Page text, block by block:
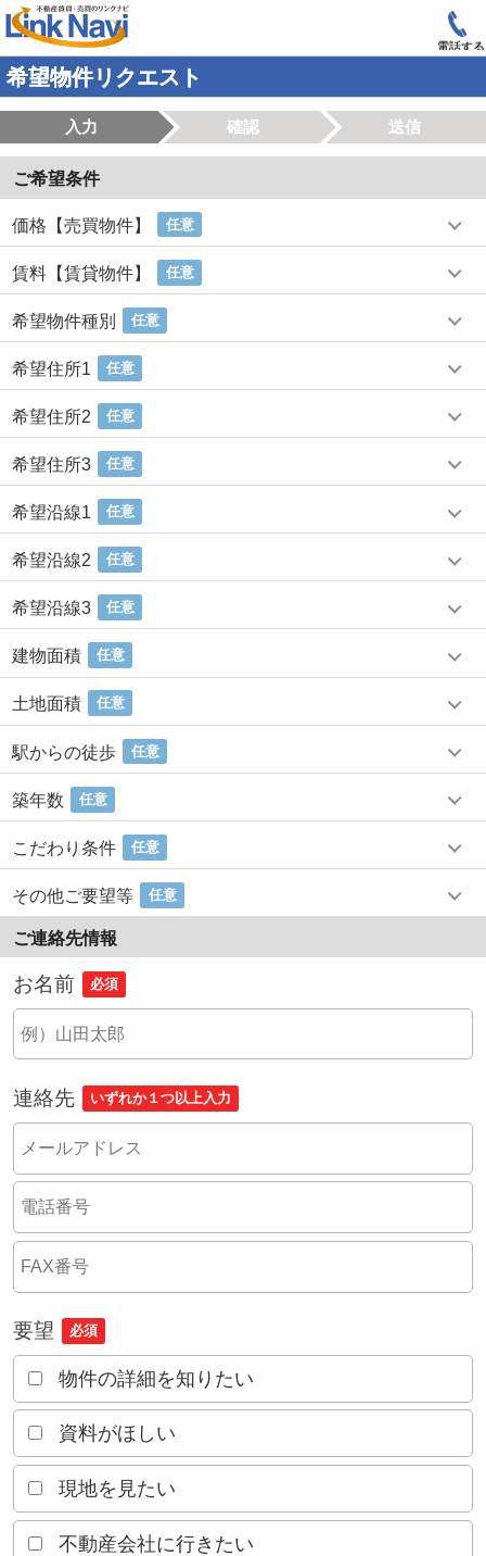
電話する
希望物件リクエスト
入力 確認 送信
ご希望条件
価格【売買物件】 任意
賃料【賃貸物件】 任意
希望物件種別 任意
希望住所1 任意
希望住所2 任意
希望住所3 任意
希望沿線1 任意
希望沿線2 任意
希望沿線3 任意
建物面積 任意
土地面積 任意
駅からの徒歩 任意
築年数 任意
こだわり条件 任意
その他ご要望等 任意
ご連絡先情報
お名前 必須
連絡先 いずれか１つ以上入力
要望 必須
物件の詳細を知りたい
資料がほしい
現地を見たい
不動産会社に行きたい